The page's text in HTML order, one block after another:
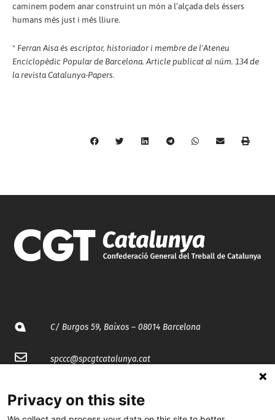
caminem podem anar construint un món a l’alçada dels éssers
humans més just i més lliure.
* Ferran Aisa és escriptor, historiador i membre de l'Ateneu
Enciclopèdic Popular de Barcelona. Article publicat al núm. 134 de
la revista Catalunya-Papers.
C/ Burgos 59, Baixos – 08014 Barcelona
spccc@spcgtcatalunya.cat
Privacy on this site